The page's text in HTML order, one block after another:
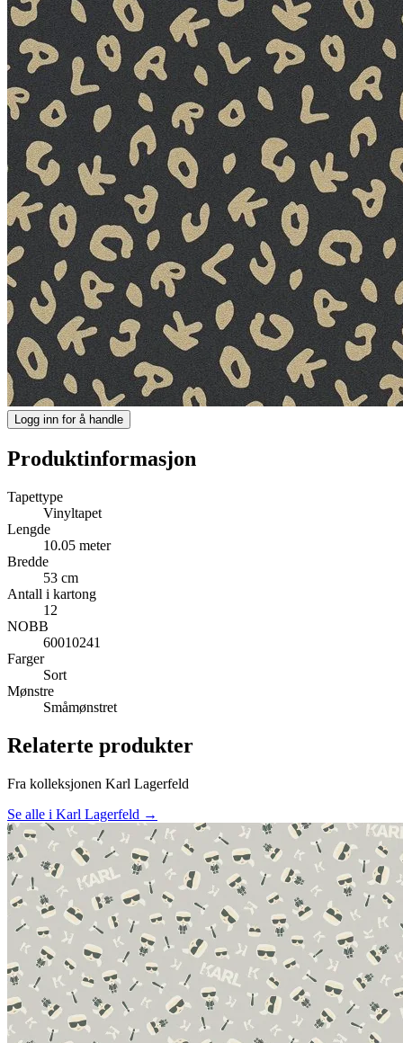
Logg inn for å handle
Produktinformasjon
Tapettype
Vinyltapet
Lengde
10.05 meter
Bredde
53 cm
Antall i kartong
12
NOBB
60010241
Farger
Sort
Mønstre
Småmønstret
Relaterte produkter
Fra kolleksjonen Karl Lagerfeld
Se alle i Karl Lagerfeld →